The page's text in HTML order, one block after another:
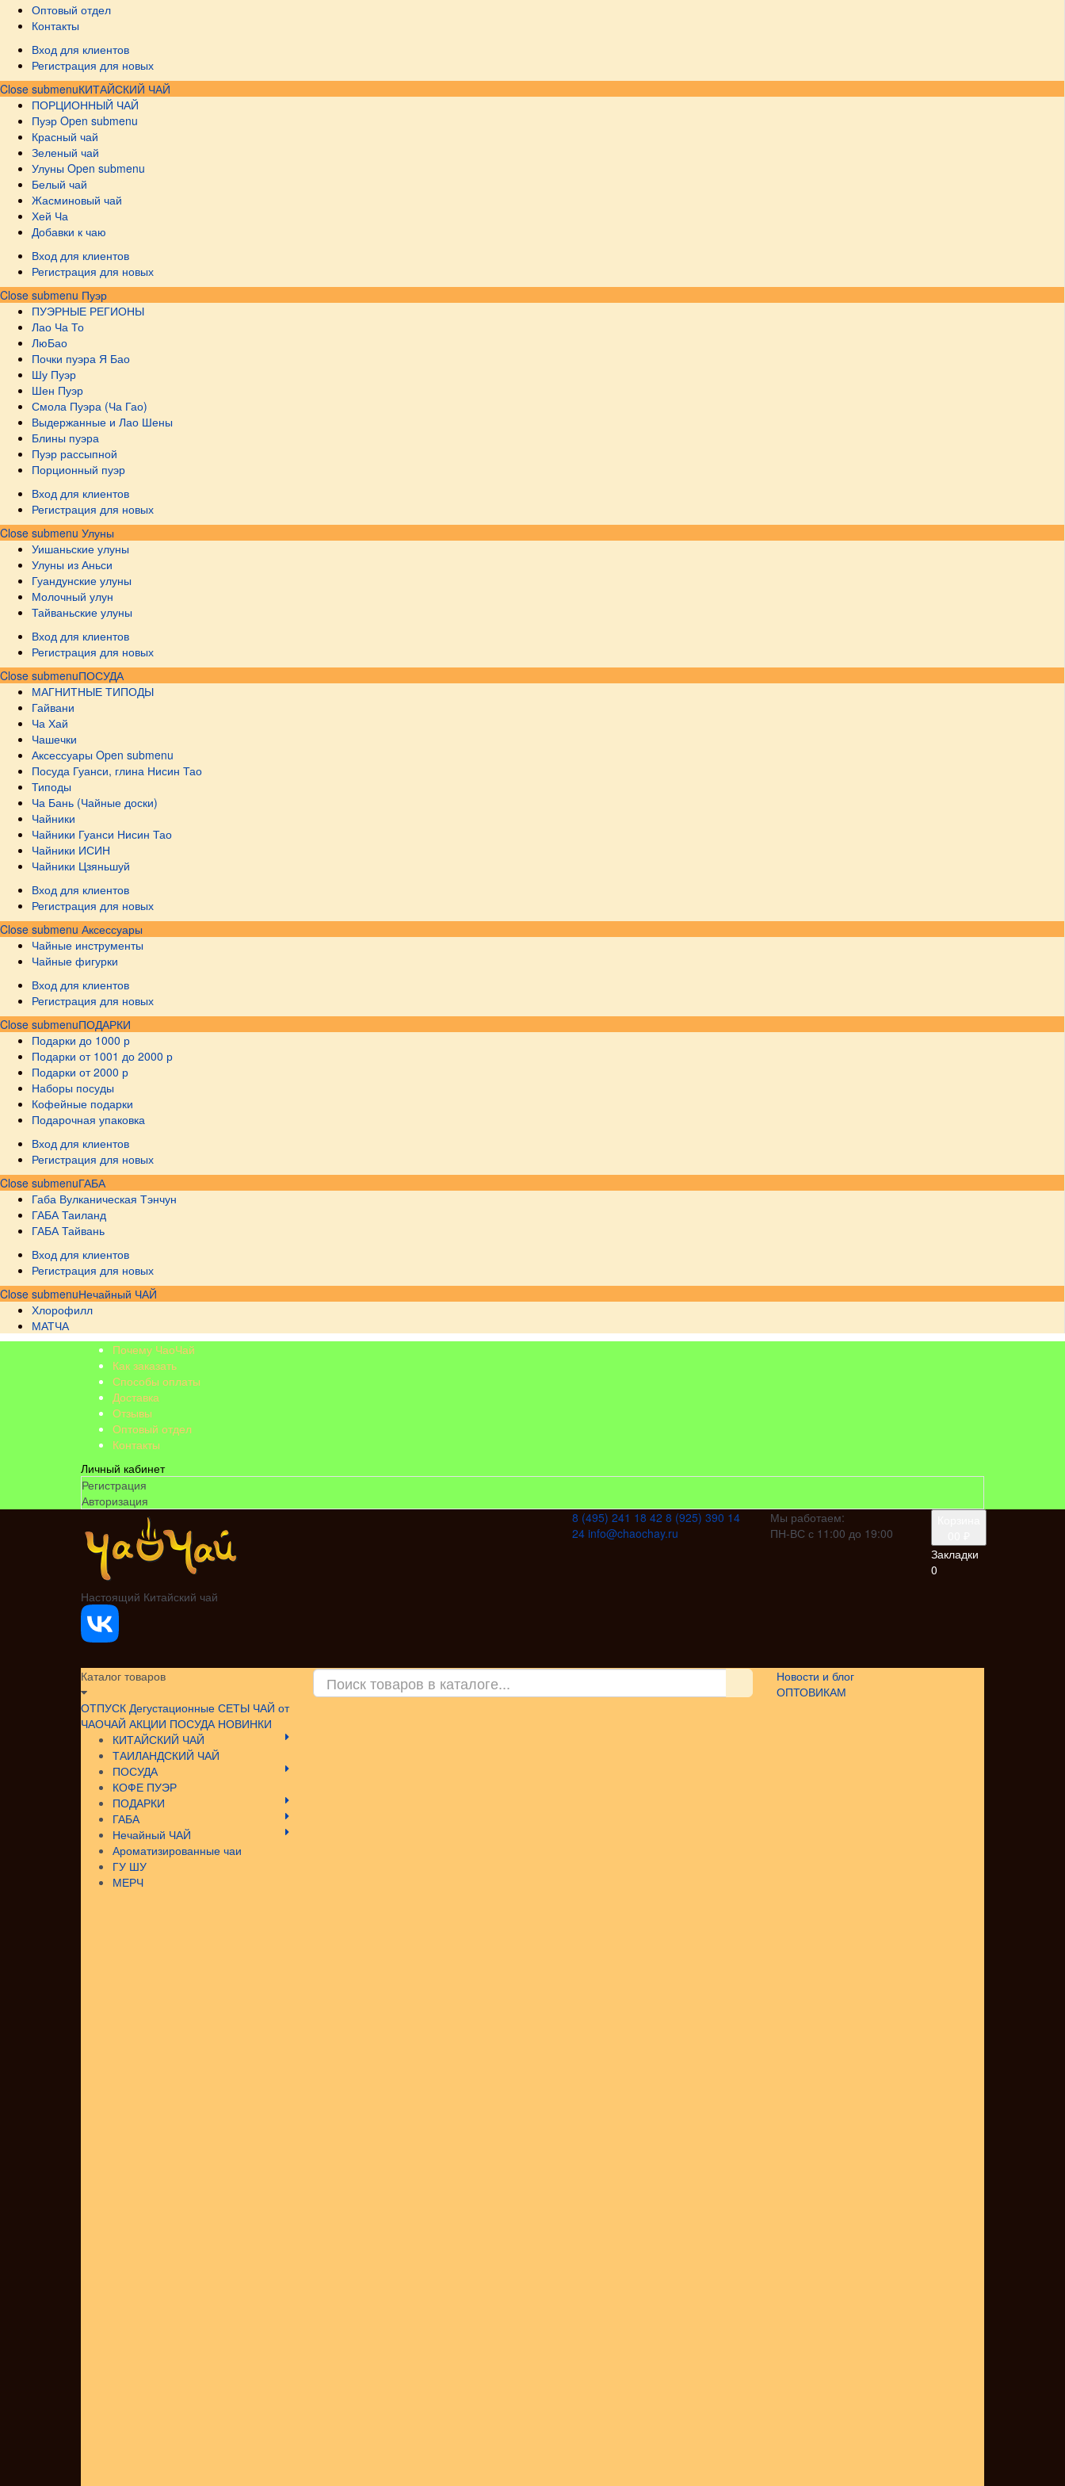
Оптовый отдел
Контакты
Вход для клиентов
Регистрация для новых
Close submenuКИТАЙСКИЙ ЧАЙ
ПОРЦИОННЫЙ ЧАЙ
Пуэр Open submenu
Красный чай
Зеленый чай
Улуны Open submenu
Белый чай
Жасминовый чай
Хей Ча
Добавки к чаю
Вход для клиентов
Регистрация для новых
Close submenu Пуэр
ПУЭРНЫЕ РЕГИОНЫ
Лао Ча То
ЛюБао
Почки пуэра Я Бао
Шу Пуэр
Шен Пуэр
Смола Пуэра (Ча Гао)
Выдержанные и Лао Шены
Блины пуэра
Пуэр рассыпной
Порционный пуэр
Вход для клиентов
Регистрация для новых
Close submenu Улуны
Уишаньские улуны
Улуны из Аньси
Гуандунские улуны
Молочный улун
Тайваньские улуны
Вход для клиентов
Регистрация для новых
Close submenuПОСУДА
МАГНИТНЫЕ ТИПОДЫ
Гайвани
Ча Хай
Чашечки
Аксессуары Open submenu
Посуда Гуанси, глина Нисин Тао
Типоды
Ча Бань (Чайные доски)
Чайники
Чайники Гуанси Нисин Тао
Чайники ИСИН
Чайники Цзяньшуй
Вход для клиентов
Регистрация для новых
Close submenu Аксессуары
Чайные инструменты
Чайные фигурки
Вход для клиентов
Регистрация для новых
Close submenuПОДАРКИ
Подарки до 1000 р
Подарки от 1001 до 2000 р
Подарки от 2000 р
Наборы посуды
Кофейные подарки
Подарочная упаковка
Вход для клиентов
Регистрация для новых
Close submenuГАБА
Габа Вулканическая Тэнчун
ГАБА Таиланд
ГАБА Тайвань
Вход для клиентов
Регистрация для новых
Close submenuНечайный ЧАЙ
Хлорофилл
МАТЧА
Почему ЧаоЧай
Как заказать
Способы оплаты
Доставка
Отзывы
Оптовый отдел
Контакты
Личный кабинет
Регистрация
Авторизация
Настоящий Китайский чай
8 (495) 241 18 42 8 (925) 390 14
24 info@chaochay.ru
Мы работаем:
ПН-ВС с 11:00 до 19:00
Закладки
0
Каталог товаров
ОТПУСК Дегустационные СЕТЫ ЧАЙ от
ЧАОЧАЙ АКЦИИ ПОСУДА НОВИНКИ
КИТАЙСКИЙ ЧАЙ
ТАИЛАНДСКИЙ ЧАЙ
ПОСУДА
КОФЕ ПУЭР
ПОДАРКИ
ГАБА
Нечайный ЧАЙ
Ароматизированные чаи
ГУ ШУ
МЕРЧ
Новости и блог
ОПТОВИКАМ